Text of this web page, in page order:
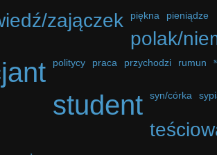
zajączek piękna pieniądze
polak/
politycy praca przychodzi rumun
student syn/córka